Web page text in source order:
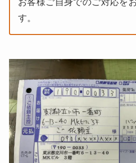
お客様ご自身でのご対応を
す。